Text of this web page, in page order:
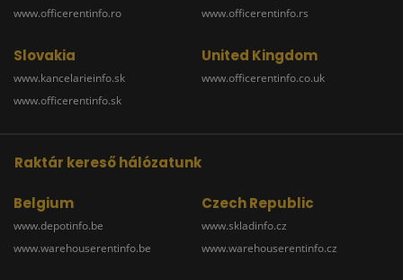
www.officerentinfo.ro
www.officerentinfo.rs
Slovakia
www.kancelarieinfo.sk
www.officerentinfo.sk
United Kingdom
www.officerentinfo.co.uk
Raktár kereső hálózatunk
Belgium
www.depotinfo.be
www.warehouserentinfo.be
Czech Republic
www.skladinfo.cz
www.warehouserentinfo.cz